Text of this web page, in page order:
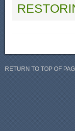
RETURN TO TOP OF